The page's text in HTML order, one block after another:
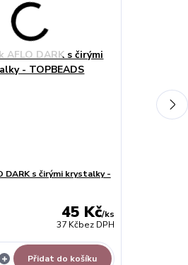
DARK s čirými krystalky -
45 Kč/ks
37 Kčbez DPH
Přidat do košíku